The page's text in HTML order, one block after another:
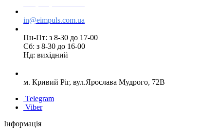
in@eimpuls.com.ua
Пн-Пт: з 8-30 до 17-00
Сб: з 8-30 до 16-00
Нд: вихідний
м. Кривий Ріг, вул.Ярослава Мудрого, 72В
Telegram
Viber
Інформація